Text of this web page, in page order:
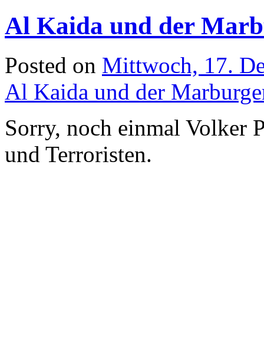
Al Kaida und der
Posted on Mittwoch, 17.
Al Kaida und der
Sorry, noch einmal Volker
und Terroristen.